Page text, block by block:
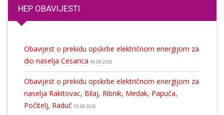
HEP OBAVIJESTI
Obavijest o prekidu opskrbe električnom energijom za
dio naselja Cesarica 06.08.2026
Obavijest o prekidu opskrbe električnom energijom za
naselja Rakitovac, Bilaj, Ribnik, Medak, Papuča,
Počitelj, Raduč 03.08.2026